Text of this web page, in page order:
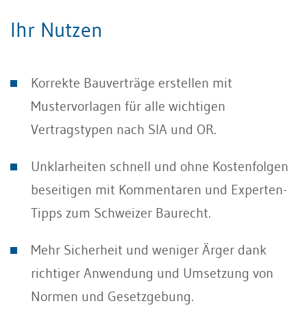
Ihr Nutzen
Korrekte Bauverträge erstellen mit
Mustervorlagen für alle wichtigen
Vertragstypen nach SIA und OR.
Unklarheiten schnell und ohne Kostenfolgen
beseitigen mit Kommentaren und Experten-
Tipps zum Schweizer Baurecht.
Mehr Sicherheit und weniger Ärger dank
richtiger Anwendung und Umsetzung von
Normen und Gesetzgebung.